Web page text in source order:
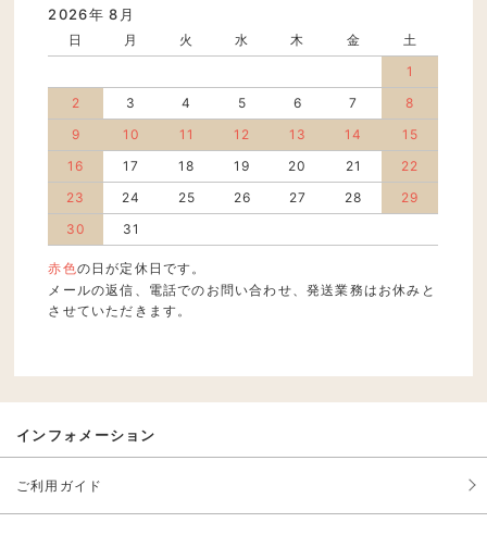
2026年 8月
日 月 火 水 木 金
土
1
2
3 4 5 6 7
8
9
10 11 12 13 14
15
16
17 18 19 20 21
22
23
24 25 26 27 28
29
30
31
赤色の日が定休日です。
メールの返信、電話でのお問い合わせ、発送業務はお休みと
させていただきます。
インフォメーション
ご利用ガイド